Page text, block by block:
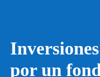
por un